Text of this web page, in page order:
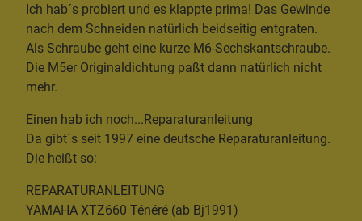
Ich hab´s probiert und es klappte prima! Das Gewinde
nach dem Schneiden natürlich beidseitig entgraten.
Als Schraube geht eine kurze M6-Sechskantschraube.
Die M5er Originaldichtung paßt dann natürlich nicht
mehr.
Einen hab ich noch...Reparaturanleitung
Da gibt´s seit 1997 eine deutsche Reparaturanleitung.
Die heißt so:
REPARATURANLEITUNG
YAMAHA XTZ660 Ténéré (ab Bj1991)